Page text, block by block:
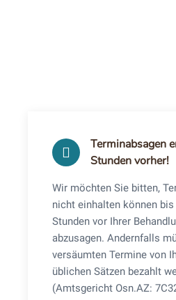
Terminabsagen
Stunden vorher!
Wir möchten Sie bitten,
nicht einhalten können
Stunden vor Ihrer
abzusagen. Andernfalls
versäumten Termine von
üblichen Sätzen bezahlt
(Amtsgericht Osn.AZ: